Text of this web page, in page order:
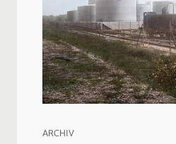
ARCHIV